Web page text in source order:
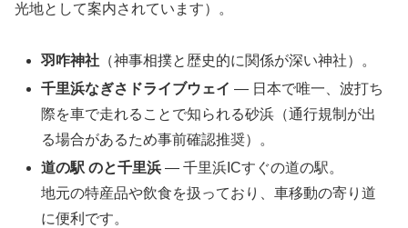
光地として案内されています）。
羽咋神社 （神事相撲と歴史的に関係が深い神社）。
千里浜なぎさドライブウェイ — 日本で唯一、波打ち
際を車で走れることで知られる砂浜（通行規制が出
る場合があるため事前確認推奨）。
道の駅 のと千里浜 — 千里浜ICすぐの道の駅。
地元の特産品や飲食を扱っており、車移動の寄り道
に便利です。